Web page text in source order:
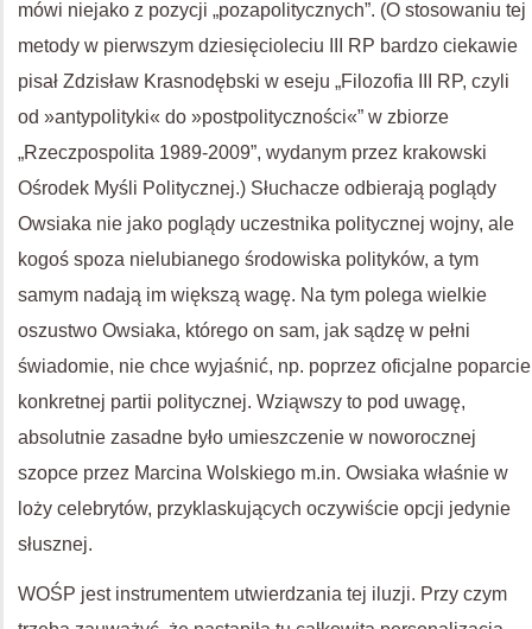
mówi niejako z pozycji „pozapolitycznych”. (O stosowaniu tej
metody w pierwszym dziesięcioleciu III RP bardzo ciekawie
pisał Zdzisław Krasnodębski w eseju „Filozofia III RP, czyli
od »antypolityki« do »postpolityczności«” w zbiorze
„Rzeczpospolita 1989-2009”, wydanym przez krakowski
Ośrodek Myśli Politycznej.) Słuchacze odbierają poglądy
Owsiaka nie jako poglądy uczestnika politycznej wojny, ale
kogoś spoza nielubianego środowiska polityków, a tym
samym nadają im większą wagę. Na tym polega wielkie
oszustwo Owsiaka, którego on sam, jak sądzę w pełni
świadomie, nie chce wyjaśnić, np. poprzez oficjalne poparcie
konkretnej partii politycznej. Wziąwszy to pod uwagę,
absolutnie zasadne było umieszczenie w noworocznej
szopce przez Marcina Wolskiego m.in. Owsiaka właśnie w
loży celebrytów, przyklaskujących oczywiście opcji jedynie
słusznej.
WOŚP jest instrumentem utwierdzania tej iluzji. Przy czym